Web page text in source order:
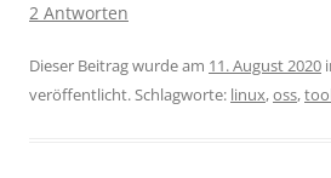
2 Antworten
Dieser Beitrag wurde am 11. August 2020
veröffentlicht. Schlagworte: linux,oss,